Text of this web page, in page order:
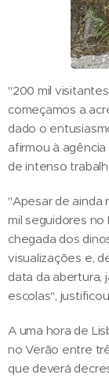
"200 mil
começamos a
dado o
afirmou à
de intenso
"Apesar de ainda
mil seguidores no
chegada dos
visualizações e,
data da abertura,
escolas",
A uma hora de
no Verão entre
que deverá